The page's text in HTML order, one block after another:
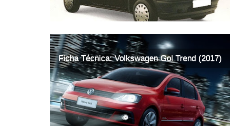
Ficha Técnica: Volkswagen Gol Trend (2017)